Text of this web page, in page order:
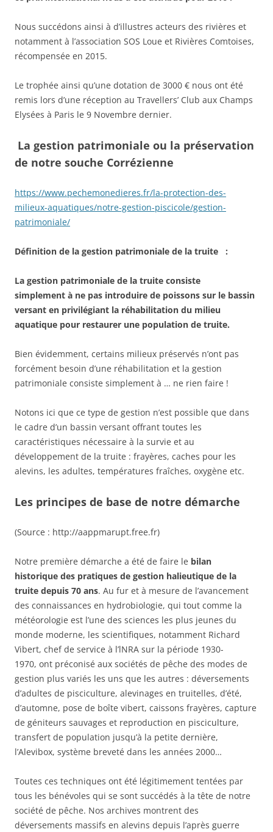
Nous succédons ainsi à d’illustres acteurs des rivières et
notamment à l’association SOS Loue et Rivières Comtoises,
récompensée en 2015.
Le trophée ainsi qu’une dotation de 3000 € nous ont été
remis lors d’une réception au Travellers’ Club aux Champs
Elysées à Paris le 9 Novembre dernier.
La gestion patrimoniale ou la préservation
de notre souche Corrézienne
https://www.pechemonedieres.fr/la-protection-des-
milieux-aquatiques/notre-gestion-piscicole/gestion-
patrimoniale/
Définition de la gestion patrimoniale de la truite :
La gestion patrimoniale de la truite consiste
simplement à ne pas introduire de poissons sur le bassin
versant en privilégiant la réhabilitation du milieu
aquatique pour restaurer une population de truite.
Bien évidemment, certains milieux préservés n’ont pas
forcément besoin d’une réhabilitation et la gestion
patrimoniale consiste simplement à … ne rien faire !
Notons ici que ce type de gestion n’est possible que dans
le cadre d’un bassin versant offrant toutes les
caractéristiques nécessaire à la survie et au
développement de la truite : frayères, caches pour les
alevins, les adultes, températures fraîches, oxygène etc.
Les principes de base de notre démarche
(Source : http://aappmarupt.free.fr)
Notre première démarche a été de faire le bilan
historique des pratiques de gestion halieutique de la
truite depuis 70 ans. Au fur et à mesure de l’avancement
des connaissances en hydrobiologie, qui tout comme la
météorologie est l’une des sciences les plus jeunes du
monde moderne, les scientifiques, notamment Richard
Vibert, chef de service à l’lNRA sur la période 1930-
1970, ont préconisé aux sociétés de pêche des modes de
gestion plus variés les uns que les autres : déversements
d’adultes de pisciculture, alevinages en truitelles, d’été,
d’automne, pose de boîte vibert, caissons frayères, capture
de géniteurs sauvages et reproduction en pisciculture,
transfert de population jusqu’à la petite dernière,
l’Alevibox, système breveté dans les années 2000…
Toutes ces techniques ont été légitimement tentées par
tous les bénévoles qui se sont succédés à la tête de notre
société de pêche. Nos archives montrent des
déversements massifs en alevins depuis l’après guerre